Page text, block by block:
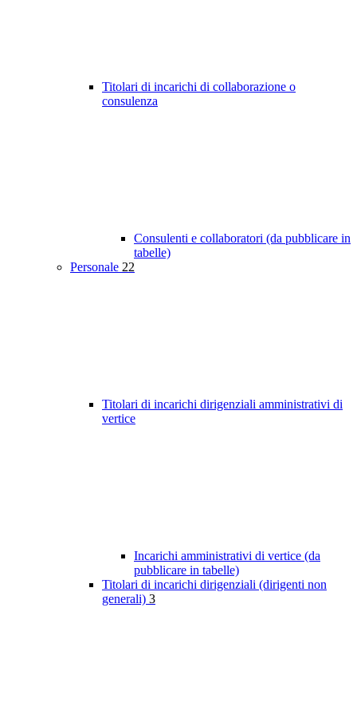
Titolari di incarichi di collaborazione o
consulenza
Consulenti e collaboratori (da pubblicare in
tabelle)
Personale 22
Titolari di incarichi dirigenziali amministrativi di
vertice
Incarichi amministrativi di vertice (da
pubblicare in tabelle)
Titolari di incarichi dirigenziali (dirigenti non
generali) 3